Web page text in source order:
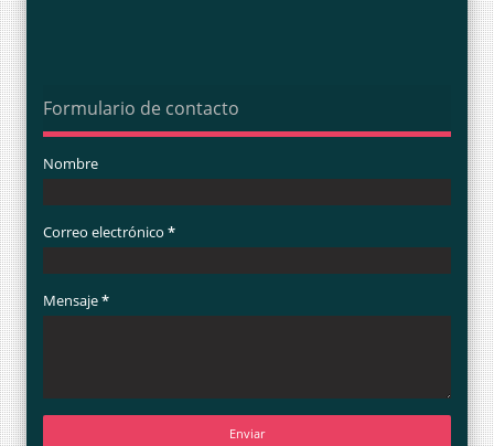
Formulario de contacto
Nombre
Correo electrónico *
Mensaje*